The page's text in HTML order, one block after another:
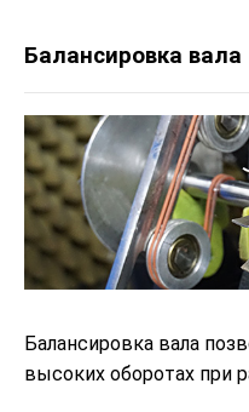
Балансировка вала
Балансировка вала
высоких оборотах при